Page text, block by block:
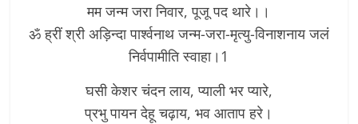
मम जन्म जरा निवार, पूजू पद थारे।।
ॐ ह्रीं श्री अड़िन्दा पार्श्वनाथ जन्म-जरा-मृत्यु-विनाशनाय जलं
निर्वपामीति स्वाहा।1
घसी केशर चंदन लाय, प्याली भर प्यारे,
प्रभु पायन देहू चढ़ाय, भव आताप हरे।